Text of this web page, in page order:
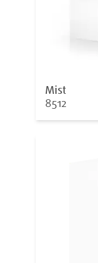
Mist
8512